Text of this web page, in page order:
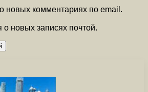
новых комментариях по email.
новых записях почтой.